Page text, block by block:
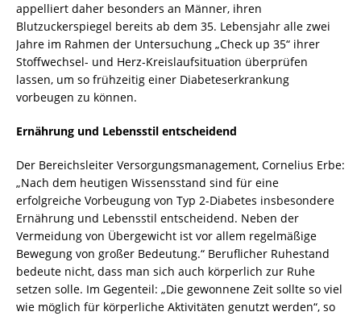
appelliert daher besonders an Männer, ihren
Blutzuckerspiegel bereits ab dem 35. Lebensjahr alle zwei
Jahre im Rahmen der Untersuchung „Check up 35“ ihrer
Stoffwechsel- und Herz-Kreislaufsituation überprüfen
lassen, um so frühzeitig einer Diabeteserkrankung
vorbeugen zu können.
Ernährung und Lebensstil entscheidend
Der Bereichsleiter Versorgungsmanagement, Cornelius Erbe:
„Nach dem heutigen Wissensstand sind für eine
erfolgreiche Vorbeugung von Typ 2-Diabetes insbesondere
Ernährung und Lebensstil entscheidend. Neben der
Vermeidung von Übergewicht ist vor allem regelmäßige
Bewegung von großer Bedeutung.“ Beruflicher Ruhestand
bedeute nicht, dass man sich auch körperlich zur Ruhe
setzen solle. Im Gegenteil: „Die gewonnene Zeit sollte so viel
wie möglich für körperliche Aktivitäten genutzt werden“, so